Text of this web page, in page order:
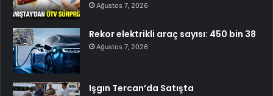
Ağustos 7, 2026
Rekor elektrikli araç sayısı: 450 bin 38
Ağustos 7, 2026
Işgın Tercan’da Satışta